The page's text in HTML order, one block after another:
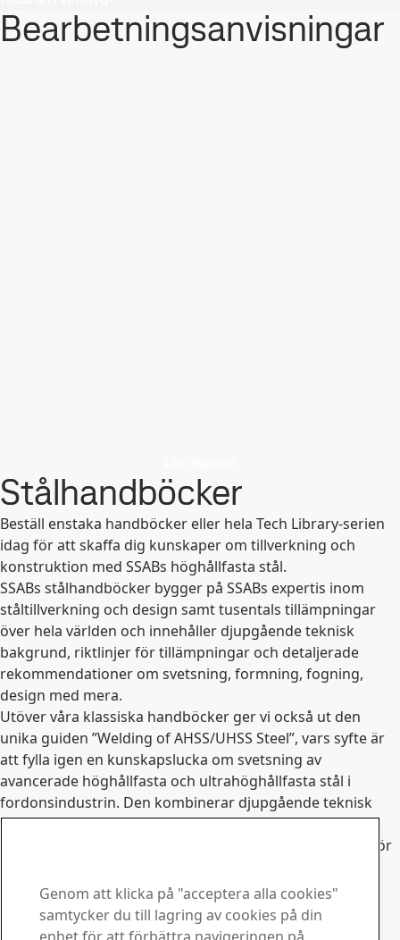
Bearbetningsanvisningar
Stålhandböcker
Beställ enstaka handböcker eller hela Tech Library-serien
idag för att skaffa dig kunskaper om tillverkning och
konstruktion med SSABs höghållfasta stål.
SSABs stålhandböcker bygger på SSABs expertis inom
ståltillverkning och design samt tusentals tillämpningar
över hela världen och innehåller djupgående teknisk
bakgrund, riktlinjer för tillämpningar och detaljerade
rekommendationer om svetsning, formning, fogning,
design med mera.
Utöver våra klassiska handböcker ger vi också ut den
unika guiden ”Welding of AHSS/UHSS Steel”, vars syfte är
att fylla igen en kunskapslucka om svetsning av
avancerade höghållfasta och ultrahöghållfasta stål i
fordonsindustrin. Den kombinerar djupgående teknisk
bakgrund, detaljerade testresultat, riktlinjer för
tillämpningar och rekommendationer om bästa praxis för
Beställ handböcker
Contact SSAB
Genom att klicka på "acceptera alla cookies"
samtycker du till lagring av cookies på din